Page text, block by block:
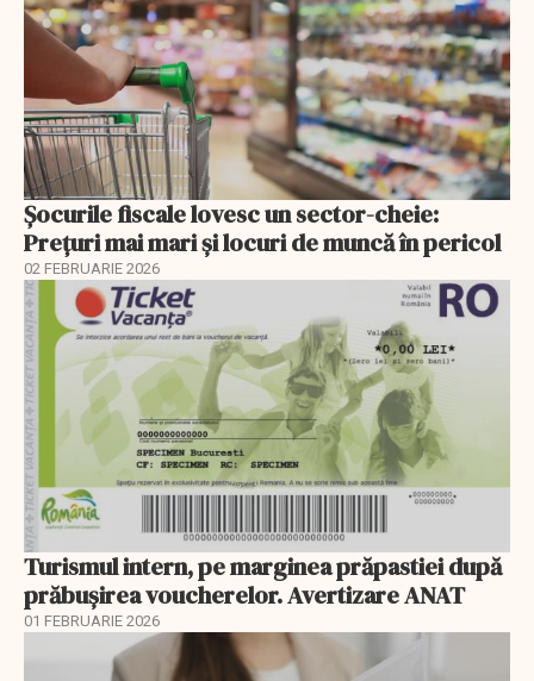
Șocurile fiscale lovesc un sector-cheie:
Prețuri mai mari și locuri de muncă în pericol
02 FEBRUARIE 2026
Turismul intern, pe marginea prăpastiei după
prăbușirea voucherelor. Avertizare ANAT
01 FEBRUARIE 2026